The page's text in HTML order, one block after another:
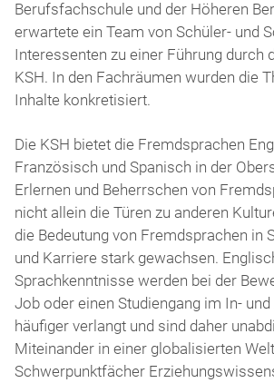
Berufsfachschule und der Höheren
erwartete ein Team von Schüler- und
Interessenten zu einer Führung durch
KSH. In den Fachräumen wurden die
Inhalte konkretisiert.
Die KSH bietet die Fremdsprachen
Französisch und Spanisch in der
Erlernen und Beherrschen von
nicht allein die Türen zu anderen
die Bedeutung von Fremdsprachen in
und Karriere stark gewachsen.
Sprachkenntnisse werden bei der
Job oder einen Studiengang im In-
häufiger verlangt und sind daher
Miteinander in einer globalisierten
Schwerpunktfächer